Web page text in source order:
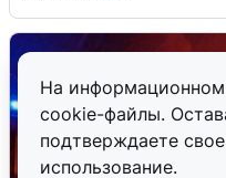
На
cookie-файлы.
подтверждаете свое
использование.